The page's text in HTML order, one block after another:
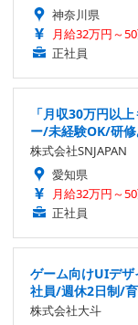
神奈川県
月給32万円～
正社員
「月収30万円以
ー/未経験OK/研
株式会社SNJAPAN
愛知県
月給32万円～
正社員
ゲーム向けUIデ
社員/週休2日制/
株式会社大斗